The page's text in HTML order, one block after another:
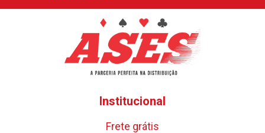
Institucional
Frete grátis